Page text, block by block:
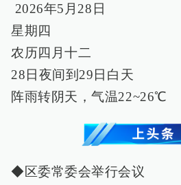
2026年5月28日
星期四
农历四月十二
28日夜间到29日白天
阵雨转阴天，气温22~26℃
◆区委常委会举行会议